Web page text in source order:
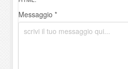
Messaggio *